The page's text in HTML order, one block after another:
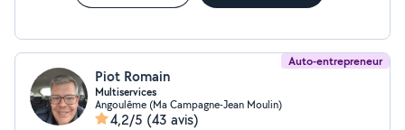
Auto-entrepreneur
Piot Romain
Multiservices
Angoulême (Ma Campagne-Jean Moulin)
4,2/5 (43 avis)